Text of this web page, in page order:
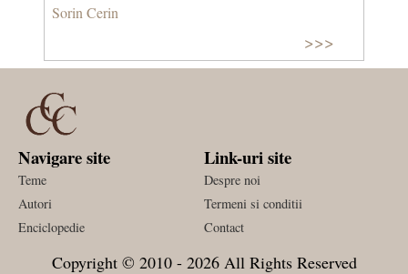
Sorin Cerin
>>>
Navigare site
Teme
Autori
Enciclopedie
Link-uri site
Despre noi
Termeni si conditii
Contact
Copyright © 2010 - 2026 All Rights Reserved